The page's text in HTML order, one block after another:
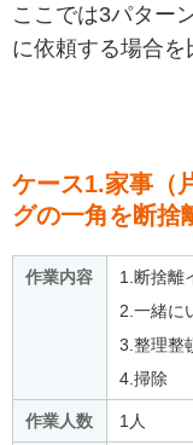
ここでは3パター
に依頼する場合を
ケース1.家事（
グの一角を断捨
作業内容
1.断捨離
2.一緒に
3.整理整
4.掃除
作業人数 1人